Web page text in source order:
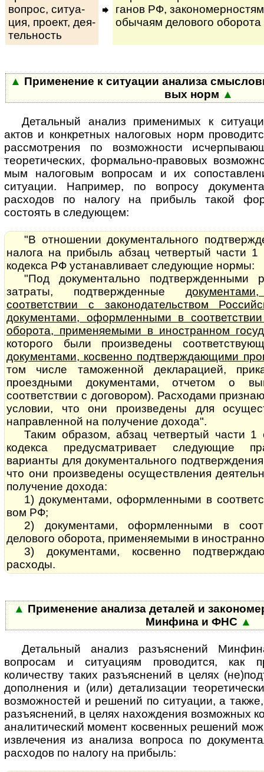
вопрос, си­ту­а­
ция, про­ект, де­я­
тель­ность
га­нов РФ,
обы­ча­ям де­ло­во­го оборота
▲ Применение к ситуации анализа
вых норм ▲
Де­таль­ный ана­лиз применимых к
актов и конкретных налоговых норм
рассмотрения по возможности
теоретических, формально-правовых
мым налоговым вопросам и их
ситуации. Например, по вопросу
расходов по налогу на прибыль такой
состоять в следующем:
"В отношении документального
налога на прибыль абзац четвертый части 1
кодекса РФ устанавливает следующие нормы:
"Под документально подтвержденными
затраты, подтвержденные
соответствии с законодательством
документами, офор­м­лен­ны­ми в
оборота, применяемыми в иностранном
которого были произведены
документами, косвенно под­т­вер­ж­да­ю­щи­ми
том числе таможенной декларацией,
проездными документами, отчетом о
соответствии с договором). Расходами
условии, что они произведены для
направленной на получение дохода".
Таким образом, абзац четвертый части 1
кодекса предусматривает следующие
варианты для документального
что они произведены осуществления
получение дохода:
1) документами, оформленными в
вом РФ;
2) документами, оформленными в
делового оборота, применяемыми в
3) документами, косвенно
расходы.
▲ Применение анализа деталей и
Мин­фи­на и ФНС ▲
Де­таль­ный анализ разъяснений
вопросам и ситуациям проводится, как
количеству таких разъяснений в целях
дополнения и (или) детализации
возможностей и решений по ситуации, а
разъяснений, в целях нахождения возможных
аналитический момент косвенных решений
извлечения из анализа вопроса по
расходов по налогу на прибыль: